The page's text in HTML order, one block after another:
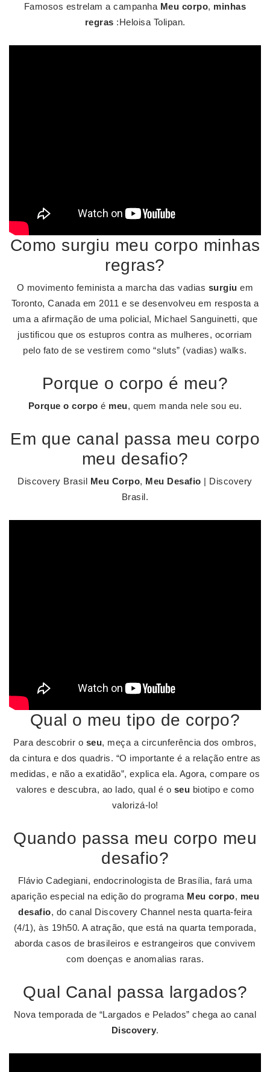
Famosos estrelam a campanha Meu corpo, minhas
regras :Heloisa Tolipan.
Como surgiu meu corpo minhas
regras?
O movimento feminista a marcha das vadias surgiu em
Toronto, Canada em 2011 e se desenvolveu em resposta a
uma a afirmação de uma policial, Michael Sanguinetti, que
justificou que os estupros contra as mulheres, ocorriam
pelo fato de se vestirem como “sluts” (vadias) walks.
Porque o corpo é meu?
Porque o corpo é meu, quem manda nele sou eu.
Em que canal passa meu corpo
meu desafio?
Discovery Brasil Meu Corpo, Meu Desafio | Discovery
Brasil.
Qual o meu tipo de corpo?
Para descobrir o seu, meça a circunferência dos ombros,
da cintura e dos quadris. “O importante é a relação entre as
medidas, e não a exatidão”, explica ela. Agora, compare os
valores e descubra, ao lado, qual é o seu biotipo e como
valorizá-lo!
Quando passa meu corpo meu
desafio?
Flávio Cadegiani, endocrinologista de Brasília, fará uma
aparição especial na edição do programa Meu corpo, meu
desafio, do canal Discovery Channel nesta quarta-feira
(4/1), às 19h50. A atração, que está na quarta temporada,
aborda casos de brasileiros e estrangeiros que convivem
com doenças e anomalias raras.
Qual Canal passa largados?
Nova temporada de “Largados e Pelados” chega ao canal
Discovery.